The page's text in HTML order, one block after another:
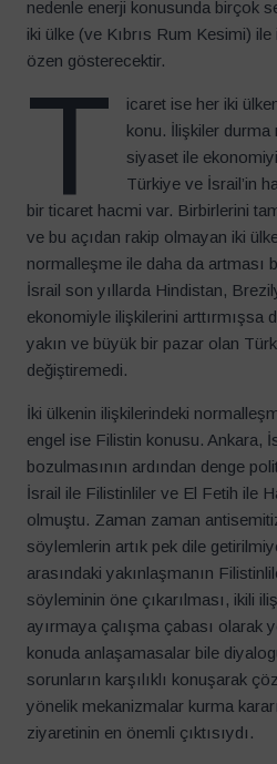
nedenle enerji konusunda birçok
iki ülke (ve Kıbrıs Rum Kesimi)
özen gösterecektir.
T
icaret ise her iki
konu. İlişkiler durma
siyaset ile
Türkiye ve İsrail’in
bir ticaret hacmi var. Birbirlerini
ve bu açıdan rakip olmayan iki
normalleşme ile daha da artması
İsrail son yıllarda Hindistan,
ekonomiyle ilişkilerini arttırmışsa
yakın ve büyük bir pazar olan
değiştiremedi.
İki ülkenin ilişkilerindeki
engel ise Filistin konusu. Ankara,
bozulmasının ardından denge
İsrail ile Filistinliler ve El Fetih ile
olmuştu. Zaman zaman
söylemlerin artık pek dile
arasındaki yakınlaşmanın
söyleminin öne çıkarılması, ikili
ayırmaya çalışma çabası olarak
konuda anlaşamasalar bile
sorunların karşılıklı konuşarak
yönelik mekanizmalar kurma
ziyaretinin en önemli çıktısıydı.